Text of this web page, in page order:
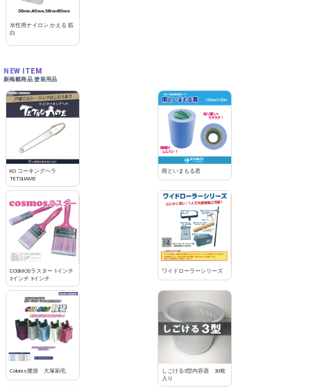
水性用ナイロン かえる 筋
白
NEW ITEM
新掲載商品 塗装用品
KO コーキングヘラ
TETSUAME
雨といまもる君
COSMOSラスター 1インチ
2インチ 3インチ
ワイドローラーシリーズ
Coloras腰袋 大塚刷毛
しごける3型内容器 30枚
入り